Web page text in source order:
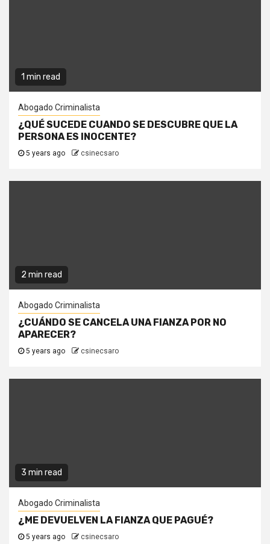
1 min read
Abogado Criminalista
¿QUÉ SUCEDE CUANDO SE DESCUBRE QUE LA
PERSONA ES INOCENTE?
5 years ago csinecsaro
2 min read
Abogado Criminalista
¿CUÁNDO SE CANCELA UNA FIANZA POR NO
APARECER?
5 years ago csinecsaro
3 min read
Abogado Criminalista
¿ME DEVUELVEN LA FIANZA QUE PAGUÉ?
5 years ago csinecsaro